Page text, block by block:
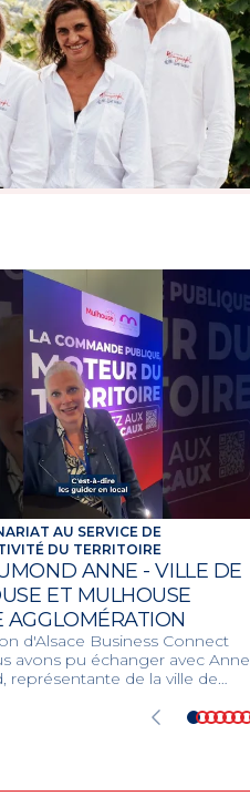
AU SERVICE DE
DU TERRITOIRE
ANNE - VILLE DE
ET MULHOUSE
AGGLOMÉRATION
d'Alsace Business Connect
avons pu échanger avec Anne
représentante de la ville de
les compétences
vie des habitants.